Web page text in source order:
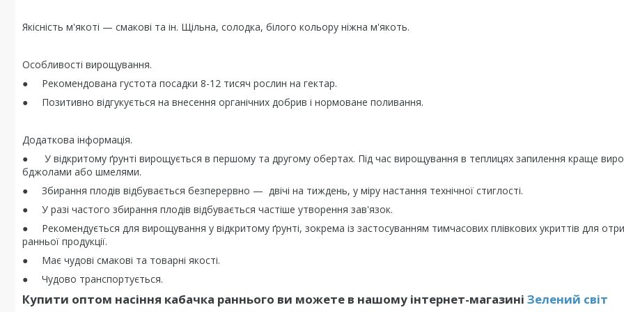
Якісність м'якоті — смакові та ін. Щільна, солодка, білого кольору ніжна м'якоть.
Особливості вирощування.
● Рекомендована густота посадки 8-12 тисяч рослин на гектар.
● Позитивно відгукується на внесення органічних добрив і нормоване поливання.
Додаткова інформація.
● У відкритому ґрунті вирощується в першому та другому обертах. Під час вирощування в теплицях запилення краще
бджолами або шмелями.
● Збирання плодів відбувається безперервно — двічі на тиждень, у міру настання технічної стиглості.
● У разі частого збирання плодів відбувається частіше утворення зав'язок.
● Рекомендується для вирощування у відкритому ґрунті, зокрема із застосуванням тимчасових плівкових укриттів для
ранньої продукції.
● Має чудові смакові та товарні якості.
● Чудово транспортується.
Купити оптом насіння кабачка раннього ви можете в нашому інтернет-магазині Зелений свiт